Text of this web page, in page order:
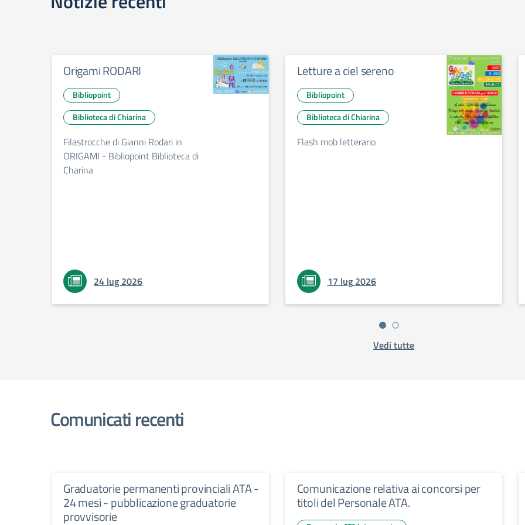
Origami RODARI
Bibliopoint
Biblioteca di Chiarina
Filastrocche di Gianni Rodari in
ORIGAMI - Bibliopoint Biblioteca di
Charina
24 lug 2026
Letture a ciel sereno
Bibliopoint
Biblioteca di Chiarina
Flash mob letterario
17 lug 2026
Vedi tutte
Comunicati recenti
Graduatorie permanenti provinciali ATA -
24 mesi - pubblicazione graduatorie
provvisorie
Comunicazione relativa ai concorsi per
titoli del Personale ATA.